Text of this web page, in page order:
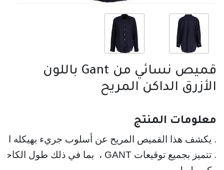
قميص نسائي من Gant باللون
الأزرق الداكن المريح
معلومات المنتج
. يكشف هذا القميص المريح عن أسلوب جريء بهيكله